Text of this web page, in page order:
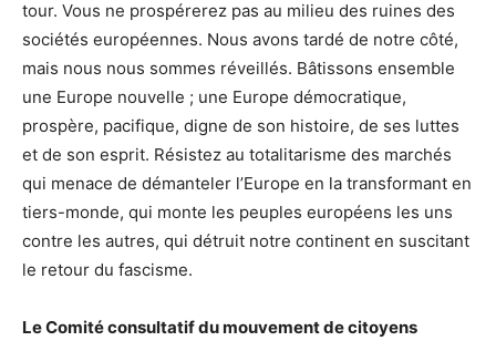
tour. Vous ne prospérerez pas au milieu des ruines des
sociétés européennes. Nous avons tardé de notre côté,
mais nous nous sommes réveillés. Bâtissons ensemble
une Europe nouvelle ; une Europe démocratique,
prospère, pacifique, digne de son histoire, de ses luttes
et de son esprit. Résistez au totalitarisme des marchés
qui menace de démanteler l’Europe en la transformant en
tiers-monde, qui monte les peuples européens les uns
contre les autres, qui détruit notre continent en suscitant
le retour du fascisme.
Le Comité consultatif du mouvement de citoyens